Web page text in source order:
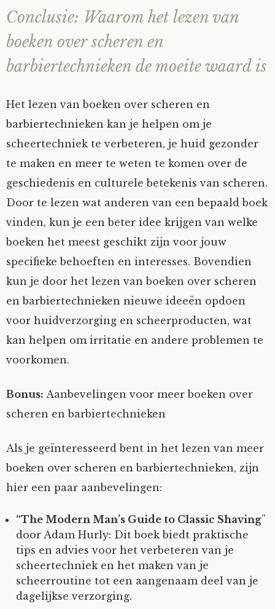
Conclusie: Waarom het lezen van
boeken over scheren en
barbiertechnieken de moeite waard is
Het lezen van boeken over scheren en
barbiertechnieken kan je helpen om je
scheertechniek te verbeteren, je huid gezonder
te maken en meer te weten te komen over de
geschiedenis en culturele betekenis van scheren.
Door te lezen wat anderen van een bepaald boek
vinden, kun je een beter idee krijgen van welke
boeken het meest geschikt zijn voor jouw
specifieke behoeften en interesses. Bovendien
kun je door het lezen van boeken over scheren
en barbiertechnieken nieuwe ideeën opdoen
voor huidverzorging en scheerproducten, wat
kan helpen om irritatie en andere problemen te
voorkomen.
Bonus: Aanbevelingen voor meer boeken over
scheren en barbiertechnieken
Als je geïnteresseerd bent in het lezen van meer
boeken over scheren en barbiertechnieken, zijn
hier een paar aanbevelingen:
“The Modern Man’s Guide to Classic Shaving”
door Adam Hurly: Dit boek biedt praktische
tips en advies voor het verbeteren van je
scheertechniek en het maken van je
scheerroutine tot een aangenaam deel van je
dagelijkse verzorging.